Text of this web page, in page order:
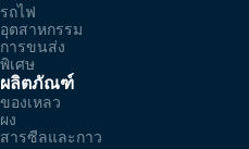
รถไฟ
อุตสาหกรรม
การขนส่ง
พิเศษ
ผลิตภัณฑ์
ของเหลว
ผง
สารซีลและกาว